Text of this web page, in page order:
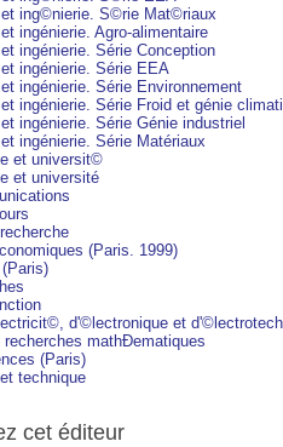
et ing©nierie. S©rie Mat©riaux
ingénierie. Agro-alimentaire
ingénierie. Série Conception
ingénierie. Série EEA
ingénierie. Série Environnement
ingénierie. Série Froid et génie
ingénierie. Série Génie industriel
ingénierie. Série Matériaux
et universit©
et université
(Paris. 1999)
d'©lectronique et
mathÐematiques
(Paris)
technique
cet éditeur